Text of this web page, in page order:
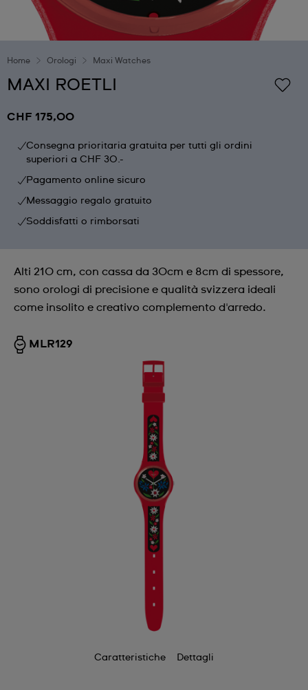
Home Orologi Maxi Watches
MAXI ROETLI
CHF 175,00
Consegna prioritaria gratuita per tutti gli ordini
superiori a CHF 30.-
Pagamento online sicuro
Messaggio regalo gratuito
Soddisfatti o rimborsati
Alti 210 cm, con cassa da 30cm e 8cm di spessore,
sono orologi di precisione e qualità svizzera ideali
come insolito e creativo complemento d'arredo.
MLR129
Caratteristiche Dettagli